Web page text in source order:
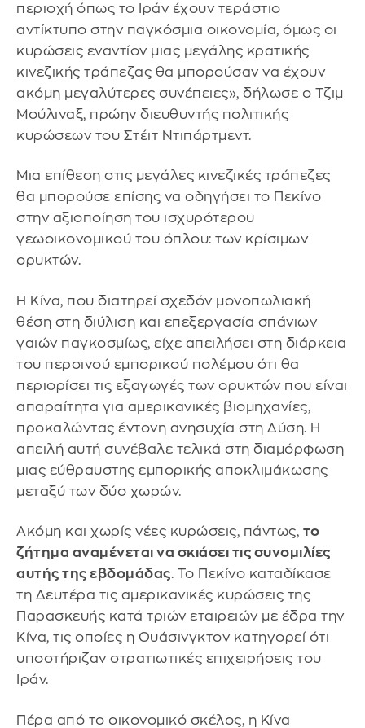
περιοχή όπως το Ιράν έχουν τεράστιο
αντίκτυπο στην παγκόσμια οικονομία, όμως οι
κυρώσεις εναντίον μιας μεγάλης κρατικής
κινεζικής τράπεζας θα μπορούσαν να έχουν
ακόμη μεγαλύτερες συνέπειες», δήλωσε ο Τζιμ
Μούλιναξ, πρώην διευθυντής πολιτικής
κυρώσεων του Στέιτ Ντιπάρτμεντ.
Μια επίθεση στις μεγάλες κινεζικές τράπεζες
θα μπορούσε επίσης να οδηγήσει το Πεκίνο
στην αξιοποίηση του ισχυρότερου
γεωοικονομικού του όπλου: των κρίσιμων
ορυκτών.
Η Κίνα, που διατηρεί σχεδόν μονοπωλιακή
θέση στη διύλιση και επεξεργασία σπάνιων
γαιών παγκοσμίως, είχε απειλήσει στη διάρκεια
του περσινού εμπορικού πολέμου ότι θα
περιορίσει τις εξαγωγές των ορυκτών που είναι
απαραίτητα για αμερικανικές βιομηχανίες,
προκαλώντας έντονη ανησυχία στη Δύση. Η
απειλή αυτή συνέβαλε τελικά στη διαμόρφωση
μιας εύθραυστης εμπορικής αποκλιμάκωσης
μεταξύ των δύο χωρών.
Ακόμη και χωρίς νέες κυρώσεις, πάντως, το
ζήτημα αναμένεται να σκιάσει τις συνομιλίες
αυτής της εβδομάδας. Το Πεκίνο καταδίκασε
τη Δευτέρα τις αμερικανικές κυρώσεις της
Παρασκευής κατά τριών εταιρειών με έδρα την
Κίνα, τις οποίες η Ουάσινγκτον κατηγορεί ότι
υποστήριζαν στρατιωτικές επιχειρήσεις του
Ιράν.
Πέρα από το οικονομικό σκέλος, η Κίνα